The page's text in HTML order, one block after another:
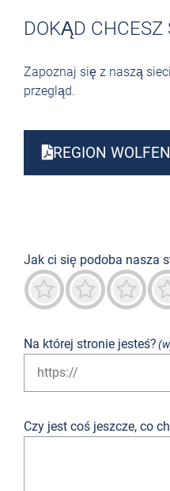
DOKĄD CHCESZ
Zapoznaj się z naszą
przegląd.
REGION
Jak ci się podoba nasza
Niedobrze
Okropny
Na której stronie jesteś?
Czy jest coś jeszcze, co